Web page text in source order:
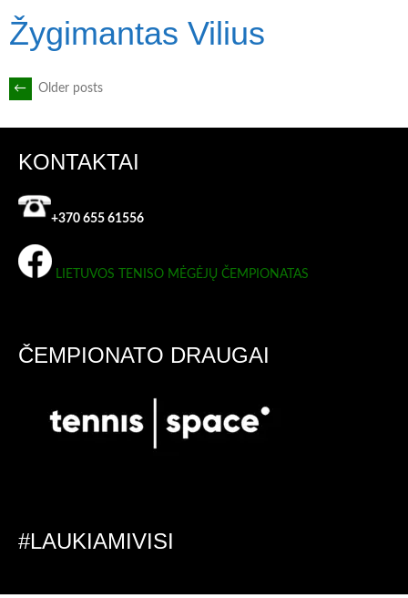
Žygimantas Vilius
POSTS
NAVIGATION
← Older posts
KONTAKTAI
+370 655 61556
LIETUVOS TENISO MĖGĖJŲ ČEMPIONATAS
ČEMPIONATO DRAUGAI
#LAUKIAMIVISI